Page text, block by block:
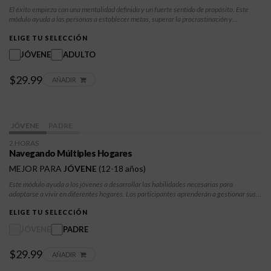
El éxito empieza con una mentalidad definida y un fuerte sentido de propósito. Este
módulo ayuda a las personas a establecer metas, superar la procrastinación y
autodisciplina, persistencia y una perspectiva orientada al crecimiento para tomar las
riendas de su futuro y afrontar los desafíos con confianza.
ELIGE TU SELECCIÓN
JÓVENE ADULTO
$29.99 AÑADIR
JÓVENE
2 HORAS
Navegando Múltiples Hogares
MEJOR PARA JÓVENE (12-18 años)
Este módulo ayuda a los jóvenes a desarrollar las habilidades necesarias para
adaptarse a vivir en diferentes hogares. Los participantes aprenderán a gestionar sus
rutinas y la dinámica familiar.
ELIGE TU SELECCIÓN
PADRE
$29.99 AÑADIR